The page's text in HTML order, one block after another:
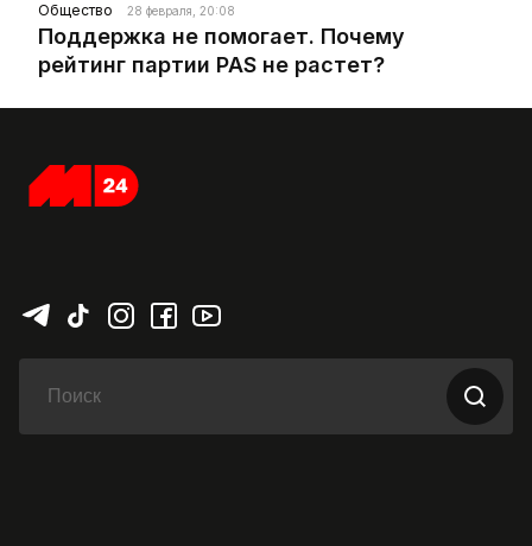
Общество 28 февраля, 20:08
Поддержка не помогает. Почему
рейтинг партии PAS не растет?